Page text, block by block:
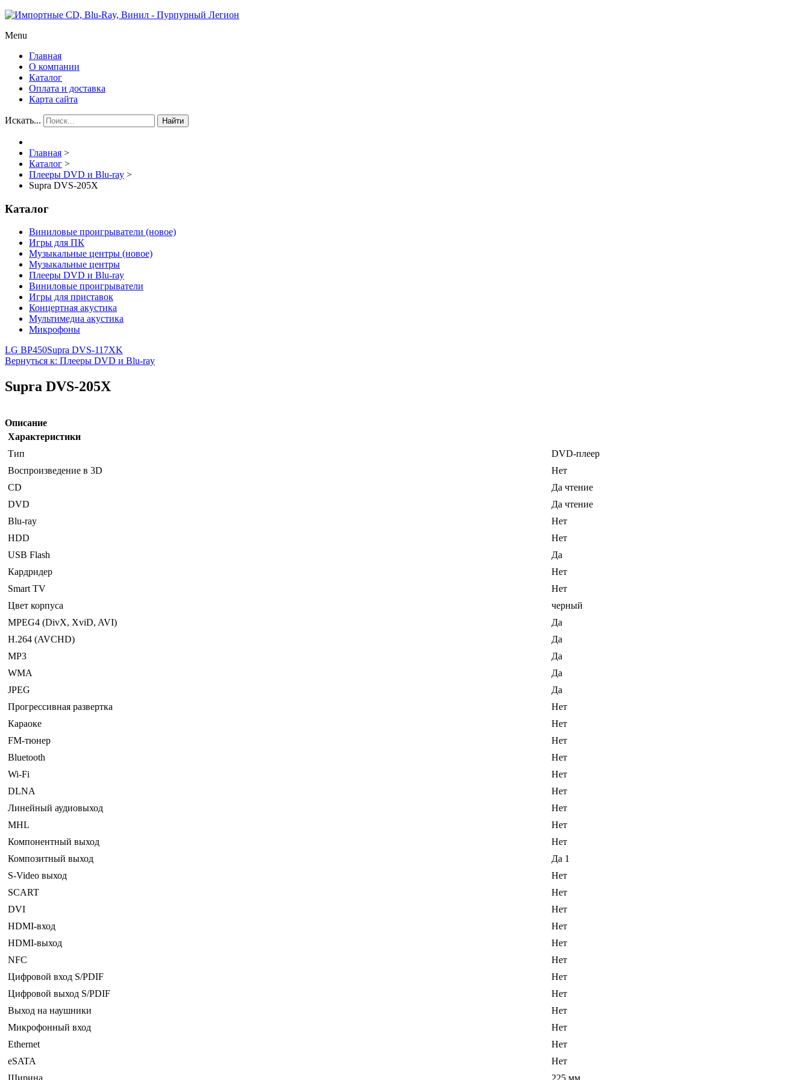
Menu
Главная
О компании
Каталог
Оплата и доставка
Карта сайта
Искать... Найти
Главная >
Каталог >
Плееры DVD и Blu-ray >
Supra DVS-205X
Каталог
Виниловые проигрыватели (новое)
Игры для ПК
Музыкальные центры (новое)
Музыкальные центры
Плееры DVD и Blu-ray
Виниловые проигрыватели
Игры для приставок
Концертная акустика
Мультимедиа акустика
Микрофоны
LG BP450Supra DVS-117XK
Вернуться к: Плееры DVD и Blu-ray
Supra DVS-205X
Описание
Характеристики
Тип
DVD-плеер
Воспроизведение в 3D
Нет
CD
Да чтение
DVD
Да чтение
Blu-ray
Нет
HDD
Нет
USB Flash
Да
Кардридер
Нет
Smart TV
Нет
Цвет корпуса
черный
MPEG4 (DivX, XviD, AVI)
Да
H.264 (AVCHD)
Да
MP3
Да
WMA
Да
JPEG
Да
Прогрессивная развертка
Нет
Караоке
Нет
FM-тюнер
Нет
Bluetooth
Нет
Wi-Fi
Нет
DLNA
Нет
Линейный аудиовыход
Нет
MHL
Нет
Компонентный выход
Нет
Композитный выход
Да 1
S-Video выход
Нет
SCART
Нет
DVI
Нет
HDMI-вход
Нет
HDMI-выход
Нет
NFC
Нет
Цифровой вход S/PDIF
Нет
Цифровой выход S/PDIF
Нет
Выход на наушники
Нет
Микрофонный вход
Нет
Ethernet
Нет
eSATA
Нет